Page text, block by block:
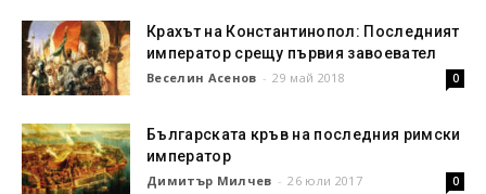
Крахът на Константинопол: Последният
император срещу първия завоевател
Веселин Асенов - 29 май 2018 0
Българската кръв на последния римски
император
Димитър Милчев - 26 юли 2017 0